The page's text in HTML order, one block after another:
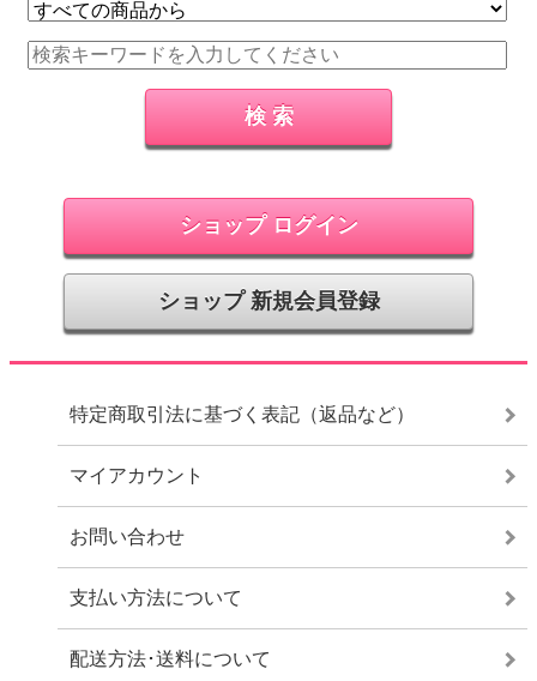
ショップ ログイン
ショップ 新規会員登録
特定商取引法に基づく表記（返品など）
マイアカウント
お問い合わせ
支払い方法について
配送方法･送料について